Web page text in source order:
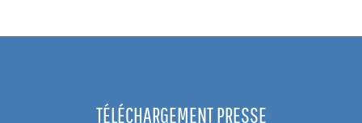
TÉLÉCHARGEMENT PRESSE